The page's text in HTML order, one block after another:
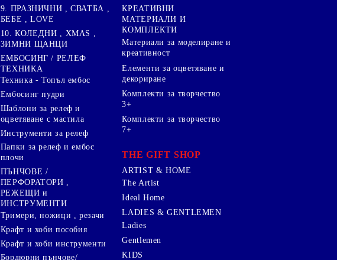
9. ПРАЗНИЧНИ , СВАТБА ,
БЕБЕ , LOVE
10. КОЛЕДНИ , XMAS ,
ЗИМНИ ЩАНЦИ
ЕМБОСИНГ / РЕЛЕФ
ТЕХНИКА
Техника - Топъл ембос
Ембосинг пудри
Шаблони за релеф и
оцветяване с мастила
Инструменти за релеф
Папки за релеф и ембос
плочи
ПЪНЧОВЕ /
ПЕРФОРАТОРИ ,
РЕЖЕЩИ и
ИНСТРУМЕНТИ
Тримери, ножици , резачи
Крафт и хоби пособия
Крафт и хоби инструменти
Бордюрни пънчове/
КРЕАТИВНИ
МАТЕРИАЛИ И
КОМПЛЕКТИ
Mатериали за моделиране и
креативност
Елементи за оцветяване и
декориране
Комплекти за творчество
3+
Комплекти за творчество
7+
THE GIFT SHOP
ARTIST & HOME
The Artist
Ideal Home
LADIES & GENTLEMEN
Ladies
Gentlemen
KIDS